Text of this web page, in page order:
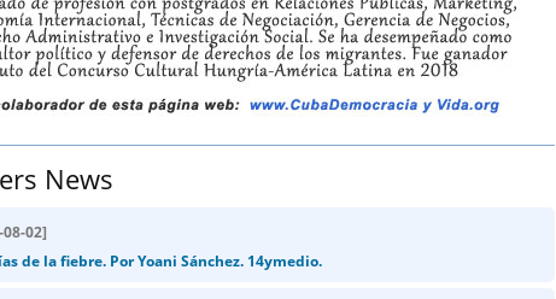
News
02]
de la fiebre. Por Yoani Sánchez. 14ymedio.